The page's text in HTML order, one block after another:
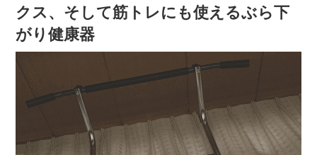
クス、そして筋トレにも使えるぶら下
がり健康器